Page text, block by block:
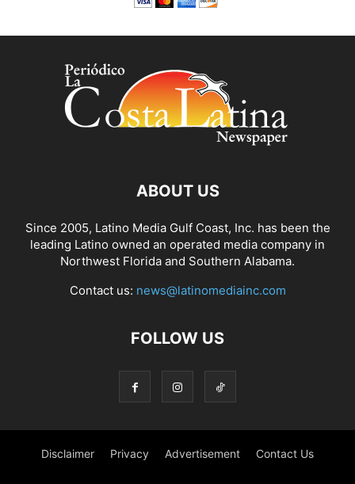
ABOUT US
Since 2005, Latino Media Gulf Coast, Inc. has been the
leading Latino owned an operated media company in
Northwest Florida and Southern Alabama.
Contact us: news@latinomediainc.com
FOLLOW US
Disclaimer Privacy Advertisement Contact Us